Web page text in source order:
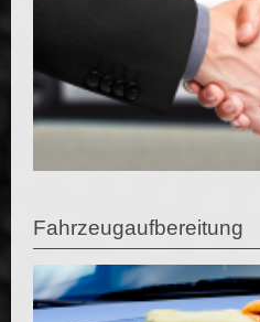
Fahrzeugaufbereitung